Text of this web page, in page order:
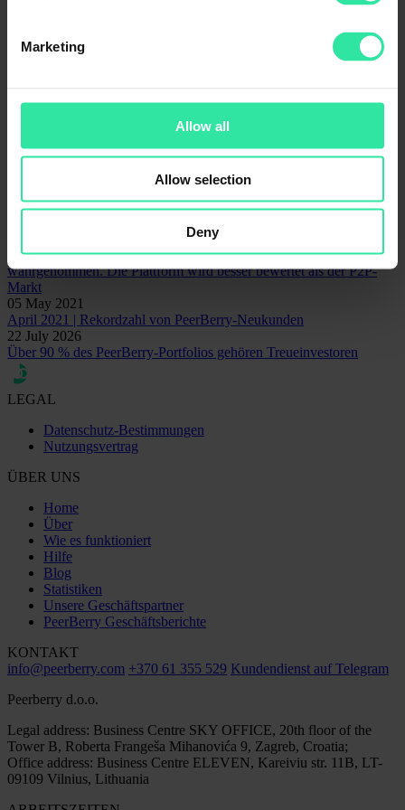
Marketing
Allow all
Allow selection
Deny
Nachrichten
Leitung Marketing & Kommunikation
rita@peerberry.com
Related articles
Die Marke PeerBerry wird als sehr zuverlässig und stabil
wahrgenommen. Die Plattform wird besser bewertet als der P2P-
Markt
05 May 2021
April 2021 | Rekordzahl von PeerBerry-Neukunden
22 July 2026
Über 90 % des PeerBerry-Portfolios gehören Treueinvestoren
LEGAL
Datenschutz-Bestimmungen
Nutzungsvertrag
ÜBER UNS
Home
Über
Wie es funktioniert
Hilfe
Blog
Statistiken
Unsere Geschäftspartner
PeerBerry Geschäftsberichte
KONTAKT
info@peerberry.com +370 61 355 529 Kundendienst auf Telegram
Peerberry d.o.o.
Legal address: Business Centre SKY OFFICE, 20th floor of the
Tower B, Roberta Frangeša Mihanovića 9, Zagreb, Croatia;
Office address: Business Centre ELEVEN, Kareiviu str. 11B, LT-
09109 Vilnius, Lithuania